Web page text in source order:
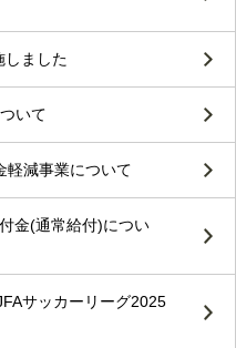
しました
いて
軽減事業について
金(通常給付)につい
サッカーリーグ2025